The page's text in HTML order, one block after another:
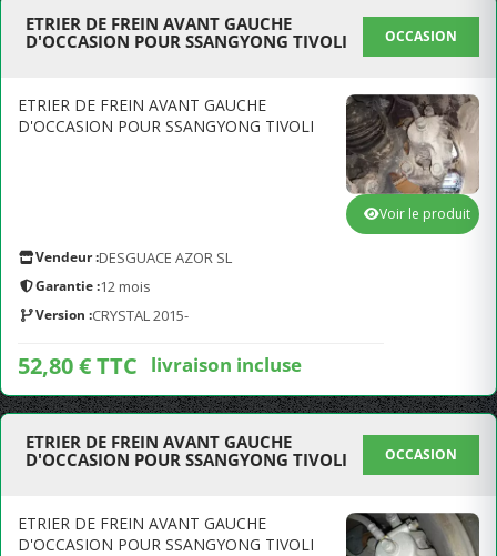
ETRIER DE FREIN AVANT GAUCHE
D'OCCASION POUR SSANGYONG TIVOLI
OCCASION
ETRIER DE FREIN AVANT GAUCHE
D'OCCASION POUR SSANGYONG TIVOLI
Vendeur :DESGUACE AZOR SL
Garantie :12 mois
Version :CRYSTAL 2015-
52,80 € TTC livraison incluse
Voir le produit
ETRIER DE FREIN AVANT GAUCHE
D'OCCASION POUR SSANGYONG TIVOLI
OCCASION
ETRIER DE FREIN AVANT GAUCHE
D'OCCASION POUR SSANGYONG TIVOLI